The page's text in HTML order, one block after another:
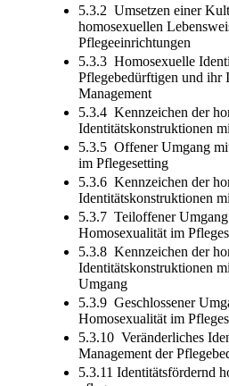
5.3.2 Umsetzen einer
homosexuellen
Pflegeeinrichtungen
5.3.3 Homosexuelle
Pflegebedürftigen und ihr
Management
5.3.4 Kennzeichen der
Identitätskonstruktionen
5.3.5 Offener Umgang
im Pflegesetting
5.3.6 Kennzeichen der
Identitätskonstruktionen
5.3.7 Teiloffener
Homosexualität im
5.3.8 Kennzeichen der
Identitätskonstruktionen
Umgang
5.3.9 Geschlossener
Homosexualität im
5.3.10 Veränderliches
Management der
5.3.11 Identitätsfördernd